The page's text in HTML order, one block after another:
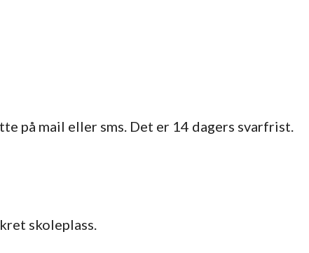
på mail eller sms. Det er 14 dagers svarfrist.
skoleplass.